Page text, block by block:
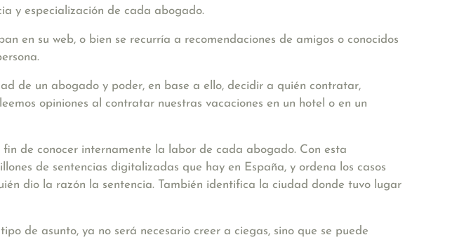
y especialización de cada abogado.
en su web, o bien se recurría a recomendaciones de amigos o conocidos
de un abogado y poder, en base a ello, decidir a quién contratar,
opiniones al contratar nuestras vacaciones en un hotel o en un
de conocer internamente la labor de cada abogado. Con esta
de sentencias digitalizadas que hay en España, y ordena los casos
dio la razón la sentencia. También identifica la ciudad donde tuvo lugar
de asunto, ya no será necesario creer a ciegas, sino que se puede